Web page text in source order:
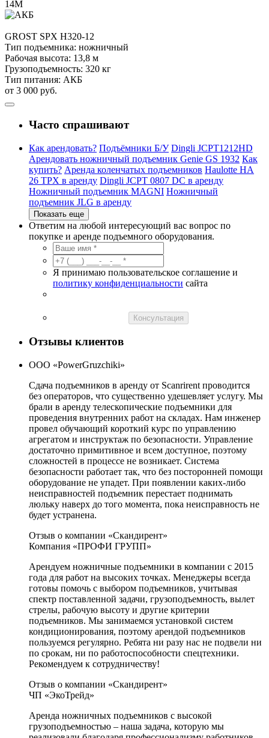
14М
GROST SPX H320-12
Тип подъемника: ножничный
Рабочая высота: 13,8 м
Грузоподъемность: 320 кг
Тип питания: АКБ
от 3 000 руб.
Часто спрашивают
Как арендовать? Подъёмники Б/У Dingli JCPT1212HD
Арендовать ножничный подъемник Genie GS 1932 Как
купить? Аренда коленчатых подъемников Haulotte HA
26 TPX в аренду Dingli JCPT 0807 DC в аренду
Ножничный подъемник MAGNI Ножничный
подъемник JLG в аренду
Показать еще
Ответим на любой интересующий вас вопрос по
покупке и аренде подъемного оборудования.
Я принимаю пользовательское соглашение и
политику конфиденциальности сайта
Консультация
Отзывы клиентов
ООО «PowerGruzchiki»
Сдача подъемников в аренду от Scanrirent проводится
без операторов, что существенно удешевляет услугу. Мы
брали в аренду телескопические подъемники для
проведения внутренних работ на складах. Нам инженер
провел обучающий короткий курс по управлению
агрегатом и инструктаж по безопасности. Управление
достаточно примитивное и всем доступное, поэтому
сложностей в процессе не возникает. Система
безопасности работает так, что без посторонней помощи
оборудование не упадет. При появлении каких-либо
неисправностей подъемник перестает поднимать
люльку наверх до того момента, пока неисправность не
будет устранена.
Отзыв о компании «Скандирент»
Компания «ПРОФИ ГРУПП»
Арендуем ножничные подъемники в компании с 2015
года для работ на высоких точках. Менеджеры всегда
готовы помочь с выбором подъемников, учитывая
спектр поставленной задачи, грузоподъемность, вылет
стрелы, рабочую высоту и другие критерии
подъемников. Мы занимаемся установкой систем
кондиционирования, поэтому арендой подъемников
пользуемся регулярно. Ребята ни разу нас не подвели ни
по срокам, ни по работоспособности спецтехники.
Рекомендуем к сотрудничеству!
Отзыв о компании «Скандирент»
ЧП «ЭкоТрейд»
Аренда ножничных подъемников с высокой
грузоподъемностью – наша задача, которую мы